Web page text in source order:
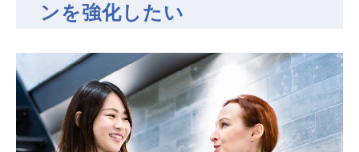
ンを強化したい